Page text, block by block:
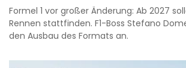
Formel 1 vor großer Änderung: Ab 2027
Rennen stattfinden. F1-Boss Stefano
den Ausbau des Formats an.